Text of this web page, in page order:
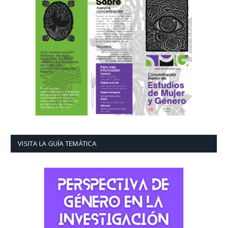
VISITA LA GUÍA TEMÁTICA